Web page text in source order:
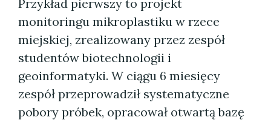
Przykład pierwszy to projekt
monitoringu mikroplastiku w rzece
miejskiej, zrealizowany przez zespół
studentów biotechnologii i
geoinformatyki. W ciągu 6 miesięcy
zespół przeprowadził systematyczne
pobory próbek, opracował otwartą bazę